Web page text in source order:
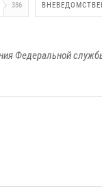
386
Федеральной